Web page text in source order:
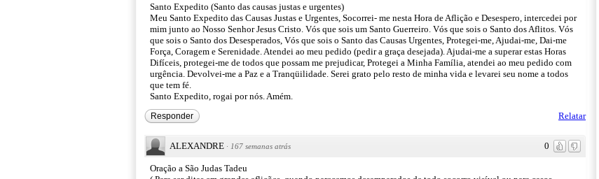
Santo Expedito (Santo das causas justas e urgentes)
Meu Santo Expedito das Causas Justas e Urgentes, Socorrei- me nesta Hora de Aflição e Desespero, intercedei por
mim junto ao Nosso Senhor Jesus Cristo. Vós que sois um Santo Guerreiro. Vós que sois o Santo dos Aflitos. Vós
que sois o Santo dos Desesperados, Vós que sois o Santo das Causas Urgentes, Protegei-me, Ajudai-me, Dai-me
Força, Coragem e Serenidade. Atendei ao meu pedido (pedir a graça desejada). Ajudai-me a superar estas Horas
Difíceis, protegei-me de todos que possam me prejudicar, Protegei a Minha Família, atendei ao meu pedido com
urgência. Devolvei-me a Paz e a Tranqüilidade. Serei grato pelo resto de minha vida e levarei seu nome a todos
que tem fé.
Santo Expedito, rogai por nós. Amém.
Relatar
Responder
0
ALEXANDRE · 167 semanas atrás
Oração a São Judas Tadeu